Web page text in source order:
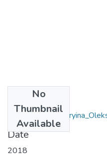
No
Thumbnail
Available
Date
2018